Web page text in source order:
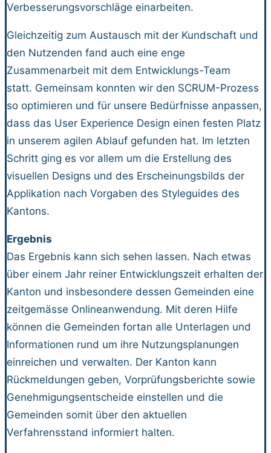
Verbesserungsvorschläge einarbeiten.
Gleichzeitig zum Austausch mit der Kundschaft und
den Nutzenden fand auch eine enge
Zusammenarbeit mit dem Entwicklungs-Team
statt. Gemeinsam konnten wir den SCRUM-Prozess
so optimieren und für unsere Bedürfnisse anpassen,
dass das User Experience Design einen festen Platz
in unserem agilen Ablauf gefunden hat. Im letzten
Schritt ging es vor allem um die Erstellung des
visuellen Designs und des Erscheinungsbilds der
Applikation nach Vorgaben des Styleguides des
Kantons.
Ergebnis
Das Ergebnis kann sich sehen lassen. Nach etwas
über einem Jahr reiner Entwicklungszeit erhalten der
Kanton und insbesondere dessen Gemeinden eine
zeitgemässe Onlineanwendung. Mit deren Hilfe
können die Gemeinden fortan alle Unterlagen und
Informationen rund um ihre Nutzungsplanungen
einreichen und verwalten. Der Kanton kann
Rückmeldungen geben, Vorprüfungsberichte sowie
Genehmigungsentscheide einstellen und die
Gemeinden somit über den aktuellen
Verfahrensstand informiert halten.